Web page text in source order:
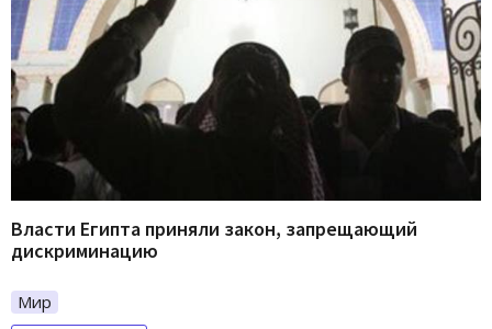
Власти Египта приняли закон, запрещающий
дискриминацию
Мир